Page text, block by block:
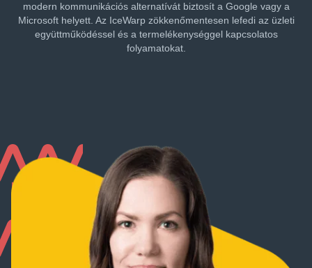
modern kommunikációs alternatívát biztosít a Google vagy a
Microsoft helyett. Az IceWarp zökkenőmentesen lefedi az üzleti
együttműködéssel és a termelékenységgel kapcsolatos
folyamatokat.